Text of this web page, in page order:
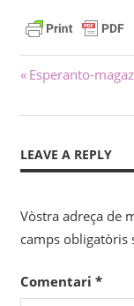
dels
articles
Previous
Esperanto-
LEAVE A REPLY
Vòstra adreça de
camps obligatòris
Comentari *